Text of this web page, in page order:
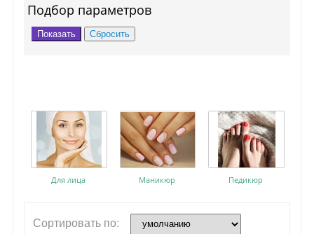
Подбор параметров
Для лица Маникюр Педикюр
Сортировать по: